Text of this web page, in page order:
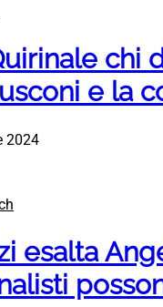
chi
e la
2024
esalta